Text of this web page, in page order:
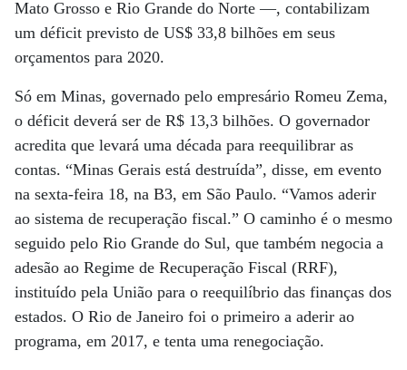
Mato Grosso e Rio Grande do Norte —, contabilizam
um déficit previsto de US$ 33,8 bilhões em seus
orçamentos para 2020.
Só em Minas, governado pelo empresário Romeu Zema,
o déficit deverá ser de R$ 13,3 bilhões. O governador
acredita que levará uma década para reequilibrar as
contas. “Minas Gerais está destruída”, disse, em evento
na sexta-feira 18, na B3, em São Paulo. “Vamos aderir
ao sistema de recuperação fiscal.” O caminho é o mesmo
seguido pelo Rio Grande do Sul, que também negocia a
adesão ao Regime de Recuperação Fiscal (RRF),
instituído pela União para o reequilíbrio das finanças dos
estados. O Rio de Janeiro foi o primeiro a aderir ao
programa, em 2017, e tenta uma renegociação.